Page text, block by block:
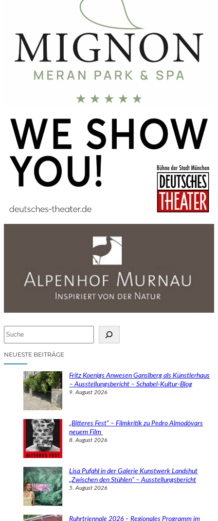
cNEUESTE BEITRÄGE
Fritz Koenigs Anwesen Ganslberg als Künstlerhaus
– Ausstellungsbericht – Schabel-Kultur-Blog
9. August 2026
„Bitteres Fest“ – Filmkritik zu Pedro Almodóvars
neuem Film
8. August 2026
Lisa Pufahl in der Galerie Kunstwerk Landshut
„Zwischen den Stühlen“ – Ausstellungsbericht
5. August 2026
Ruhrtriennale 2026 – Regionales Programm im